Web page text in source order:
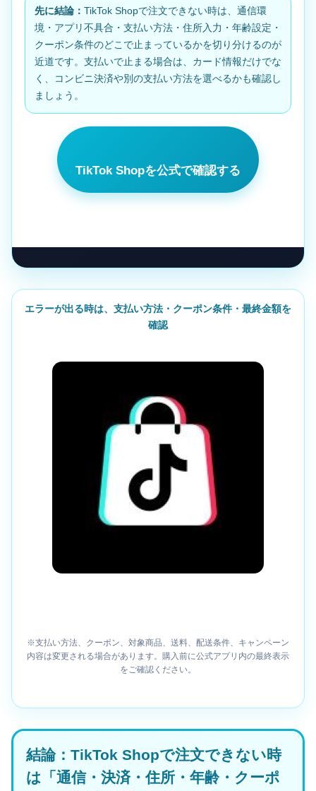
先に結論： TikTok Shopで注文できない時は、通信環
境・アプリ不具合・支払い方法・住所入力・年齢設定・
クーポン条件のどこで止まっているかを切り分けるのが
近道です。支払いで止まる場合は、カード情報だけでな
く、コンビニ決済や別の支払い方法を選べるかも確認し
ましょう。
TikTok Shopを公式で確認する
エラーが出る時は、支払い方法・クーポン条件・最終金額を
確認
※支払い方法、クーポン、対象商品、送料、配送条件、キャンペーン
内容は変更される場合があります。購入前に公式アプリ内の最終表示
をご確認ください。
結論：TikTok Shopで注文できない時
は「通信・決済・住所・年齢・クーポ